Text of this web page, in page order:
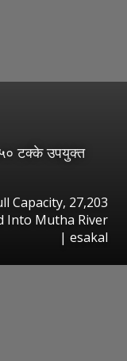
टक्के उपयुक्त
Capacity, 27,203
Into Mutha River
| esakal